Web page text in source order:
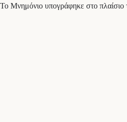
Το Μνημόνιο υπογράφηκε στο